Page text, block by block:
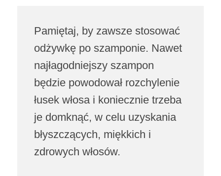
Pamiętaj, by zawsze stosować
odżywkę po szamponie. Nawet
najłagodniejszy szampon
będzie powodował rozchylenie
łusek włosa i koniecznie trzeba
je domknąć, w celu uzyskania
błyszczących, miękkich i
zdrowych włosów.